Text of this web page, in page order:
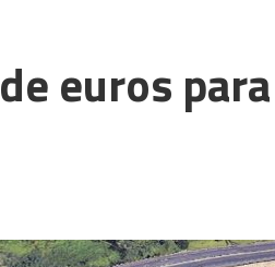
euros